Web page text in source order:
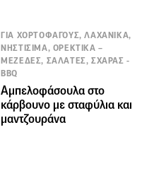
ΓΙΑ ΧΟΡΤΟΦΑΓΟΥΣ, ΛΑΧΑΝΙΚΑ,
ΝΗΣΤΙΣΙΜΑ, ΟΡΕΚΤΙΚΑ –
ΜΕΖΕΔΕΣ, ΣΑΛΑΤΕΣ, ΣΧΑΡΑΣ -
BBQ
Αμπελοφάσουλα στο
κάρβουνο με σταφύλια και
μαντζουράνα